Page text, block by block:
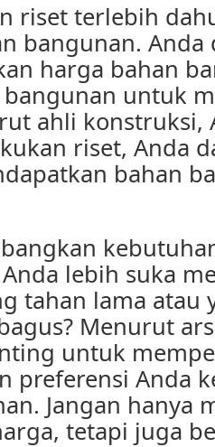
riset terlebih
bangunan. Anda
harga bahan
untuk
ahli konstruksi,
riset, Anda
bahan
lebih suka
tahan lama atau
Menurut
untuk
preferensi Anda
Jangan hanya
tetapi juga